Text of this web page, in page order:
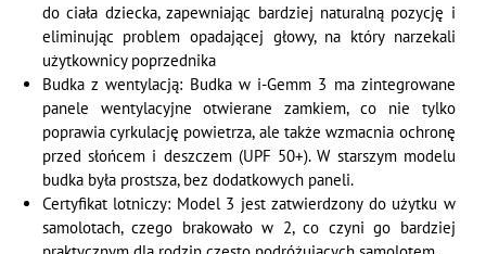
do ciała dziecka, zapewniając bardziej naturalną pozycję i
eliminując problem opadającej głowy, na który narzekali
użytkownicy poprzednika
Budka z wentylacją: Budka w i-Gemm 3 ma zintegrowane
panele wentylacyjne otwierane zamkiem, co nie tylko
poprawia cyrkulację powietrza, ale także wzmacnia ochronę
przed słońcem i deszczem (UPF 50+). W starszym modelu
budka była prostsza, bez dodatkowych paneli.
Certyfikat lotniczy: Model 3 jest zatwierdzony do użytku w
samolotach, czego brakowało w 2, co czyni go bardziej